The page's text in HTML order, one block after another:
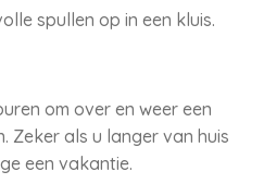
spullen op in een kluis.
om over en weer een
Zeker als u langer van huis
een vakantie.